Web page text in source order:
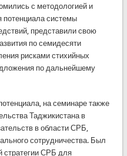
с методологией и
потенциала системы
представили свою
по семидесяти
рисками стихийных
по дальнейшему
на семинаре также
Таджикистана в
в области СРБ,
сотрудничества. Был
стратегии СРБ для